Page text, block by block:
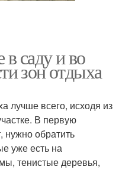
в саду и во
зон отдыха
лучше всего, исходя из
В первую
обратить
уже есть на
тенистые деревья,